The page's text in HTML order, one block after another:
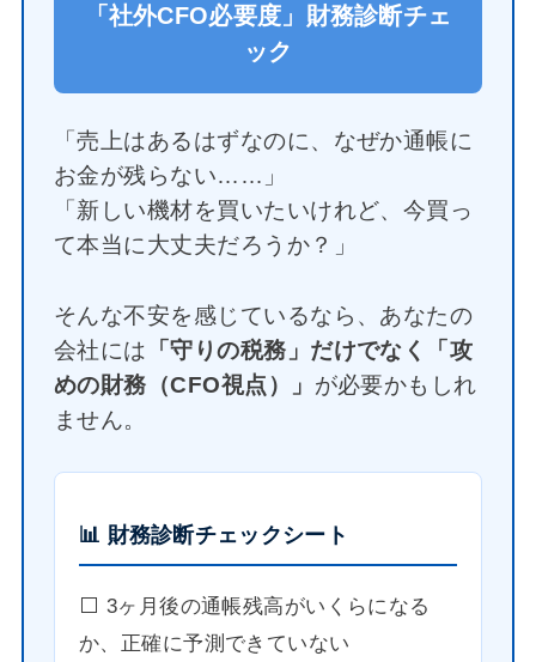
「社外CFO必要度」財務診断チェ
ック
「売上はあるはずなのに、なぜか通帳に
お金が残らない……」
「新しい機材を買いたいけれど、今買っ
て本当に大丈夫だろうか？」
そんな不安を感じているなら、あなたの
会社には 「守りの税務」だけでなく「攻
めの財務（CFO視点）」 が必要かもしれ
ません。
📊 財務診断チェックシート
⬜️ 3ヶ月後の通帳残高がいくらになる
か、正確に予測できていない